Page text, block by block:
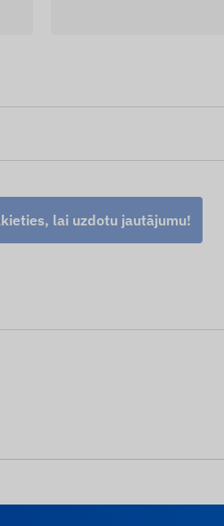
lai uzdotu jautājumu!